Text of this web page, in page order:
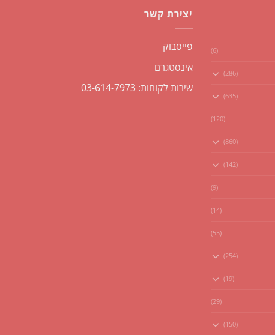
(6)
(286)
(635)
(120)
(860)
(142)
(9)
(14)
(55)
(254)
(19)
(29)
(150)
יצירת קשר
פייסבוק
אינסטגרם
שירות לקוחות: 03-614-7973